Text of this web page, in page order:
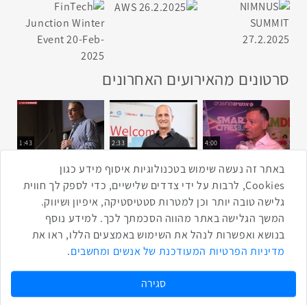
סרטונים מהאירועים האחרונים
4:00
2:33
1:43
3:52
כנס RPA
1:14
כנס בינת יערות הכרמל
כנס F5
שתפו ברשת
שתף בטוויטרשתף בפייסבוק
שתף בלינקדאין
שתף בווטסאפ
שתף בטלגרם
באתר זה נעשה שימוש בטכנולוגיות איסוף מידע כגון
Cookies, לרבות על ידי צדדים שלישיים, כדי לספק לך חווית
גלישה טובה יותר וכן למטרות סטטיסטיקה, איפיון ושיווק.
המשך הגלישה באתר מהווה הסכמתך לכך. למידע נוסף
בנושא ואפשרות לנהל את השימוש באמצעים הללו, ראו את
מדיניות הפרטיות המעודכנת של אנשים ומחשבים.
סגירה